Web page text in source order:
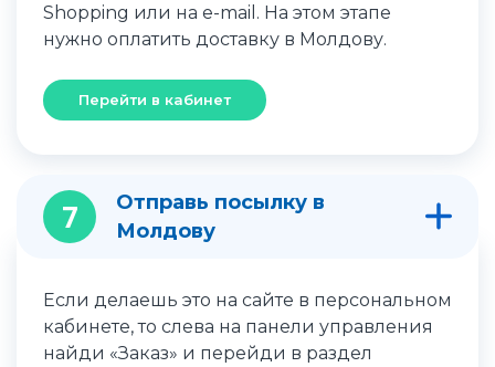
Shopping или на e-mail. На этом этапе
нужно оплатить доставку в Молдову.
Перейти в кабинет
7
Отправь посылку в
Молдову
Если делаешь это на сайте в персональном
кабинете, то слева на панели управления
найди «Заказ» и перейди в раздел